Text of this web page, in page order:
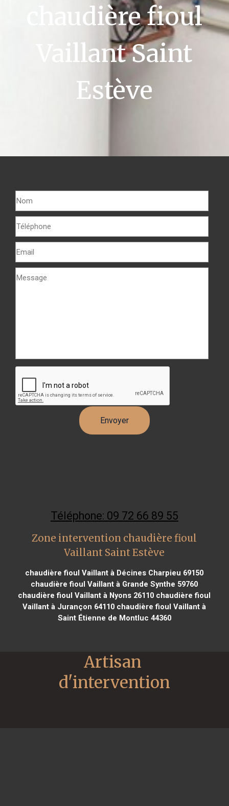
chaudière fioul
Vaillant Saint
Estève
Téléphone: 09 72 66 89 55
Zone intervention chaudière fioul
Vaillant Saint Estève
chaudière fioul Vaillant à Décines Charpieu 69150
chaudière fioul Vaillant à Grande Synthe 59760
chaudière fioul Vaillant à Nyons 26110 chaudière fioul
Vaillant à Jurançon 64110 chaudière fioul Vaillant à
Saint Étienne de Montluc 44360
Artisan
d'intervention